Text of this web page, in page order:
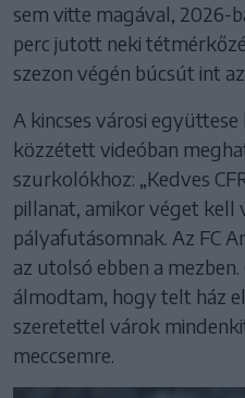
sem vitte magával, 2026-
perc jutott neki
szezon végén búcsút int
A kincses városi
közzétett videóban
szurkolókhoz: „Kedves
pillanat, amikor véget kell
pályafutásomnak. Az FC
az utolsó ebben a
álmodtam, hogy telt ház
szeretettel várok
meccsemre.